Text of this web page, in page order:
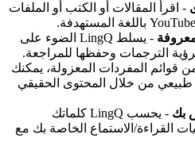
- اقرأ المقالات أو الكتب أو الملفات
- يسلط LingQ الضوء على
الترجمات وحفظها للمراجعة.
قوائم المفردات المعزولة، يمكنك
من خلال المحتوى الحقيقي
بك
- يحسب LingQ كلماتك
القراءة/الاستماع الخاصة بك مع